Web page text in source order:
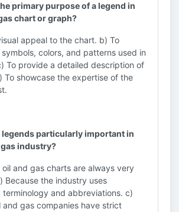
primary purpose of a legend in
chart or graph?
appeal to the chart. b) To
colors, and patterns used in
To provide a detailed description of
To showcase the expertise of the
legends particularly important in
industry?
oil and gas charts are always very
Because the industry uses
terminology and abbreviations. c)
and gas companies have strict